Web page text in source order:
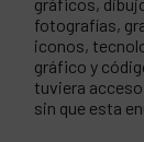
gráficos,
fotografías,
iconos,
gráfico y
tuviera
sin que esta